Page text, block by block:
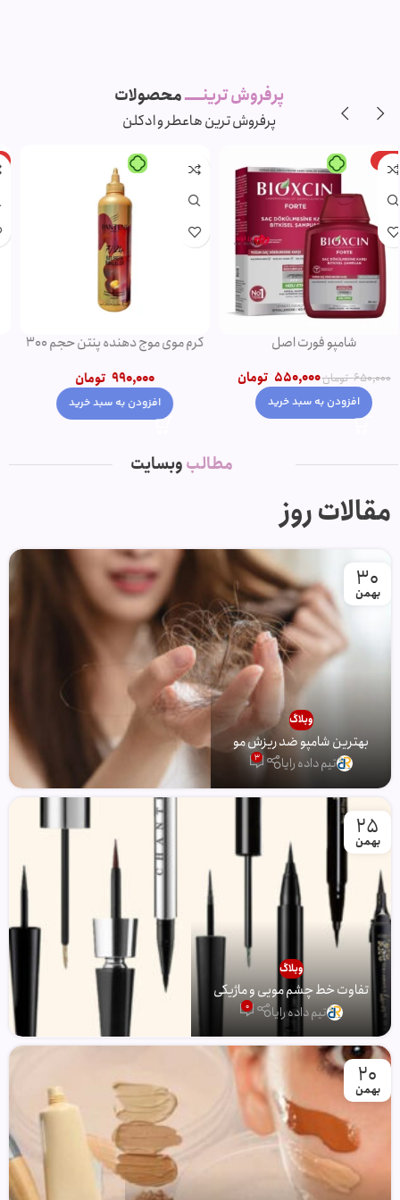
پرفروش ترینـــــمحصولات
پرفروش ترین هاعطر و ادکلن
-5%
شامپو روغن آرگان
790,000 تومان750,000 تومان
افزودن به سبد خرید
ریمل صورتی اروجینال
950,000
850,000
افزودن به سبد خرید
مطالبوبسایت
مقالات روز
30
بهمن
وبلاگ
بهترین شامپو ضد ریزش مو
تیم داده رایا 3
25
بهمن
وبلاگ
تفاوت خط چشم مویی و ماژیکی
تیم داده رایا 0
20
بهمن